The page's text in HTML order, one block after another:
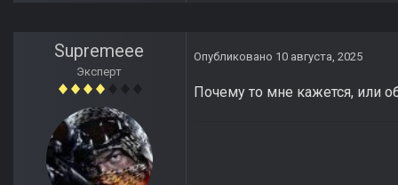
Supremeee
Эксперт
Опубликовано 10 августа, 2025
Почему то мне кажется, или